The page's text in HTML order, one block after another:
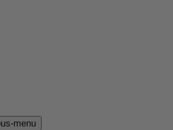
menu